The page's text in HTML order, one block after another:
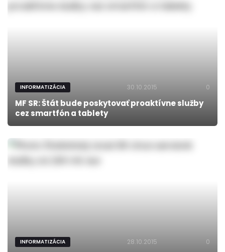
INFORMATIZÁCIA 30.10.2015 0
MF SR: Štát bude poskytovať proaktívne služby
cez smartfón a tablety
INFORMATIZÁCIA 28.10.2015 0